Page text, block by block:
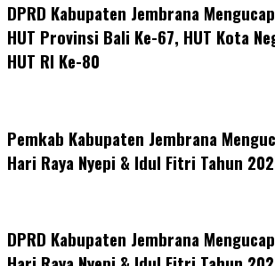
DPRD Kabupaten Jembrana
HUT Provinsi Bali Ke-67, HUT Kota
HUT RI Ke-80
Pemkab Kabupaten Jembrana
Hari Raya Nyepi & Idul Fitri Tahun
DPRD Kabupaten Jembrana